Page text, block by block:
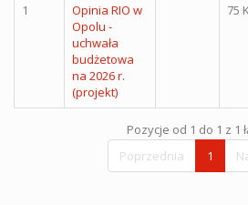
1
Opinia RIO w
Opolu -
uchwała
budżetowa
na 2026 r.
(projekt)
75
Pozycje od 1 do 1 z 1
Poprzednia
1